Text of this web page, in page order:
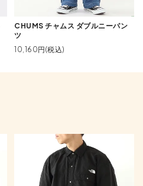
CHUMS チャムス ダブルニーパン
ツ
10,160円(税込)